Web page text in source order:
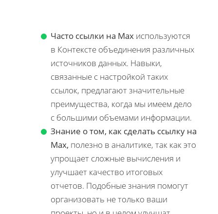
Часто ссылки на Max используются
в Контексте объединения различных
источников данных. Навыки,
связанные с настройкой таких
ссылок, предлагают значительные
преимущества, когда мы имеем дело
с большими объемами информации.
Знание о том, как сделать ссылку на
Max, полезно в аналитике, так как это
упрощает сложные вычисления и
улучшает качество итоговых
отчетов. Подобные знания помогут
организовать не только ваши